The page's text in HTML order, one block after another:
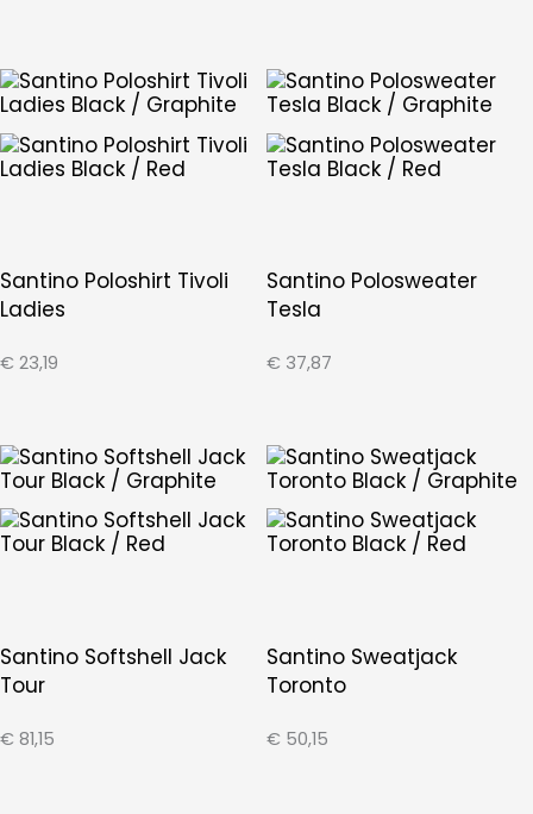
Santino Poloshirt Tivoli
Ladies
€ 23,19
Santino Polosweater
Tesla
€ 37,87
Santino Softshell Jack
Tour
€ 81,15
Santino Sweatjack
Toronto
€ 50,15